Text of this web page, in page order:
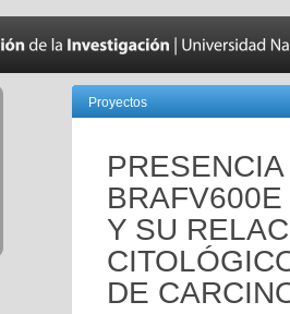
Proyectos
Y SU
DE